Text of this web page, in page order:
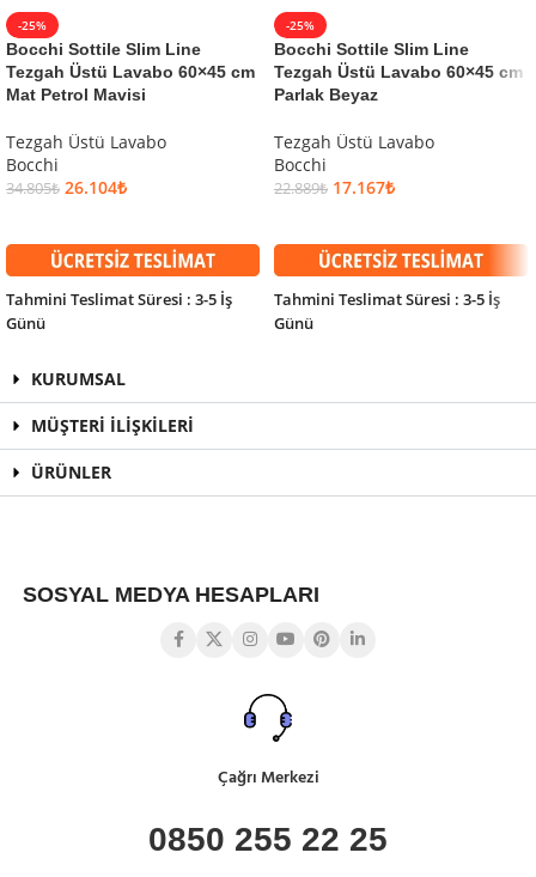
-25%
Bocchi Sottile Slim Line
Tezgah Üstü Lavabo 60×45 cm
Mat Petrol Mavisi
Tezgah Üstü Lavabo
Bocchi
34.805₺ 26.104₺
Tahmini Teslimat Süresi : 3-5 İş
Günü
-25%
Bocchi Sottile Slim Line
Tezgah Üstü Lavabo 60×45 cm
Parlak Beyaz
Tezgah Üstü Lavabo
Bocchi
22.889₺ 17.167₺
Tahmini Teslimat Süresi : 3-5 İş
Günü
KURUMSAL
MÜŞTERİ İLİŞKİLERİ
ÜRÜNLER
SOSYAL MEDYA HESAPLARI
Çağrı Merkezi
0850 255 22 25